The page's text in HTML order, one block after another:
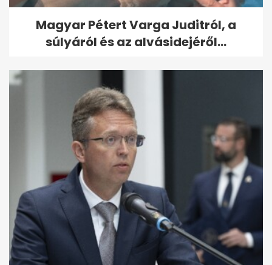
Magyar Pétert Varga Juditról, a
súlyáról és az alvásidejéről...